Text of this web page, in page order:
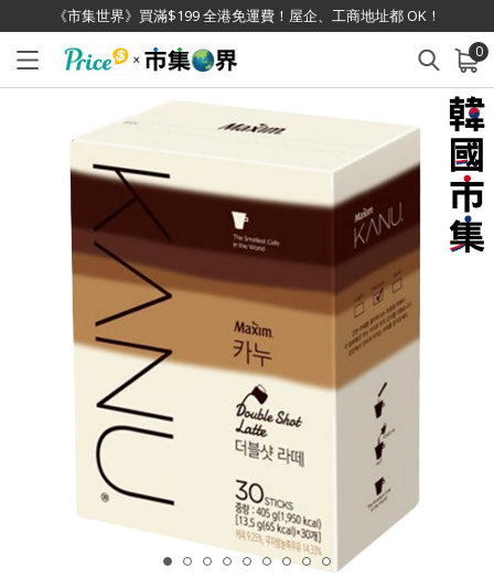
《市集世界》買滿$199 全港免運費！屋企、工商地址都 OK！
0
已加入購物車 查看